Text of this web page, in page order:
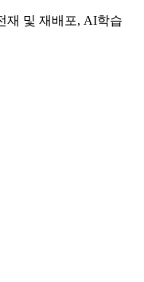
재 및 재배포, AI학습